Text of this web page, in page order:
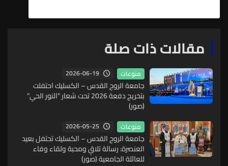
مقالات ذات صلة
منوعات 2026-06-19
جامعة الروح القدس – الكسليك احتفلت
بتخريج دفعة 2026 تحت شعار "النور الحي"
(صور)
منوعات 2026-05-25
جامعة الروح القدس – الكسليك تحتفل بعيد
العنصرة: رسالة تلاقٍ ومحبة ولقاء وفاء
للعائلة الجامعية (صور)